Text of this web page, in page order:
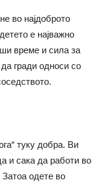
во најдоброто
е најважно
време и сила за
гради односи со
туку добра. Ви
и сака да работи во
одете во